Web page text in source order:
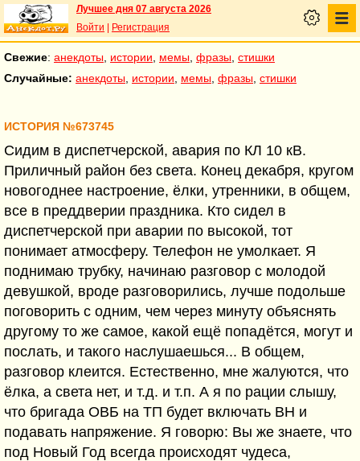
Лучшее дня 07 августа 2026
Войти
Регистрация
Свежие: анекдоты истории мемы фразы стишки
Случайные: анекдоты истории мемы фразы стишки
ИСТОРИЯ №673745
Сидим в диспетчерской, авария по КЛ 10 кВ.
Приличный район без света. Конец декабря, кругом
новогоднее настроение, ёлки, утренники, в общем,
все в преддверии праздника. Кто сидел в
диспетчерской при аварии по высокой, тот
понимает атмосферу. Телефон не умолкает. Я
поднимаю трубку, начинаю разговор с молодой
девушкой, вроде разговорились, лучше подольше
поговорить с одним, чем через минуту объяснять
другому то же самое, какой ещё попадётся, могут и
послать, и такого наслушаешься... В общем,
разговор клеится. Естественно, мне жалуются, что
ёлка, а света нет, и т.д. и т.п. А я по рации слышу,
что бригада ОВБ на ТП будет включать ВН и
подавать напряжение. Я говорю: Вы же знаете, что
под Новый Год всегда происходят чудеса,